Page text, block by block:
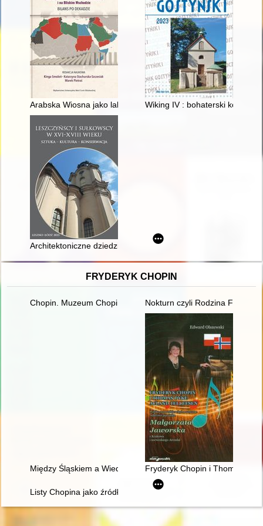
Arabska Wiosna jako laboratorium postwestfalskiego
Wiking IV : bohaterski koń z
Architektoniczne dziedzictwo Leszczyńskich
FRYDERYK CHOPIN
Chopin. Muzeum Chopina. Chopin Museum
Nokturn czyli Rodzina
Między Śląskiem a Wiedniem. Księga jubileuszowa z okazji
Fryderyk Chopin i Thomas
Listy Chopina jako źródło informacji do badań nad rodziną